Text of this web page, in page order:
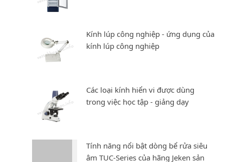
Kính lúp công nghiệp - ứng dụng của
kính lúp công nghiệp
Các loại kính hiển vi được dùng
trong việc học tập - giảng dạy
Tính năng nổi bật dòng bể rửa siêu
âm TUC-Series của hãng Jeken sản